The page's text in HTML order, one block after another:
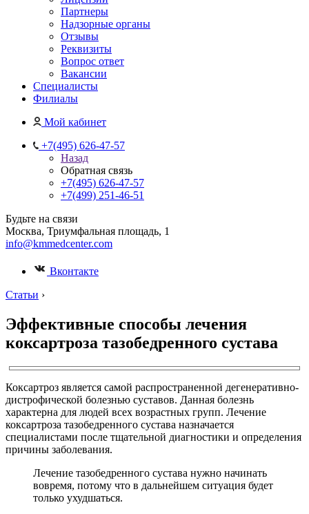
Партнеры
Надзорные органы
Отзывы
Реквизиты
Вопрос ответ
Вакансии
Специалисты
Филиалы
Мой кабинет
+7(495) 626-47-57
Назад
Обратная связь
+7(495) 626-47-57
+7(499) 251-46-51
Будьте на связи
Москва, Триумфальная площадь, 1
info@kmmedcenter.com
Вконтакте
Статьи ›
Эффективные способы лечения
коксартроза тазобедренного сустава
Коксартроз является самой распространенной дегенеративно-
дистрофической болезнью суставов. Данная болезнь
характерна для людей всех возрастных групп. Лечение
коксартроза тазобедренного сустава назначается
специалистами после тщательной диагностики и определения
причины заболевания.
Лечение тазобедренного сустава нужно начинать
вовремя, потому что в дальнейшем ситуация будет
только ухудшаться.